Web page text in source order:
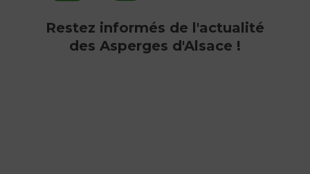
Restez informés de l'actualité
des Asperges d'Alsace !